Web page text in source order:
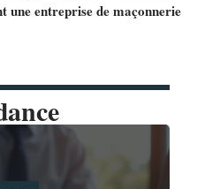
une entreprise de maçonnerie